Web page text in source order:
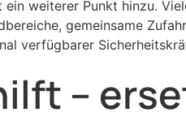
weiterer Punkt hinzu.
gemeinsame
verfügbarer
–